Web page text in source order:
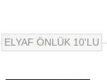
ELYAF ÖNLÜK 10'LU